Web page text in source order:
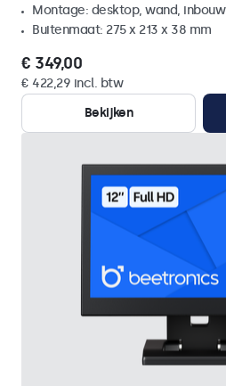
Montage: desktop, wand, inbouw
Buitenmaat: 275 x 213 x 38 mm
€ 349,00
€ 422,29 incl. btw
Bekijken